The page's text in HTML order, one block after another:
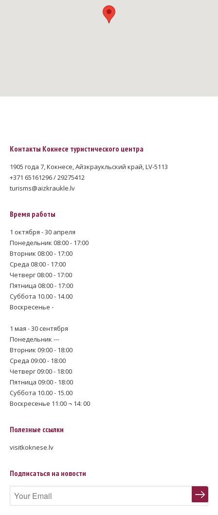
Контакты Кокнесе туристического центра
1905 года 7, Кокнесе, Айзкраукльский край, LV-5113
+371 65161296 / 29275412
turisms@aizkraukle.lv
Время работы
1 октября - 30 апреля
Понедельник 08:00 - 17:00
Вторник 08:00 - 17:00
Среда 08:00 - 17:00
Четверг 08:00 - 17:00
Пятница 08:00 - 17:00
Суббота 10.00 - 14.00
Воскресенье -
1 мая - 30 сентября
Понедельник ---
Вторник 09:00 - 18:00
Среда 09:00 - 18:00
Четверг 09:00 - 18:00
Пятница 09:00 - 18:00
Суббота 10.00 - 15.00
Воскресенье 11:00 ¬ 14: 00
Полезные ссылки
visitkoknese.lv
Подписаться на новости